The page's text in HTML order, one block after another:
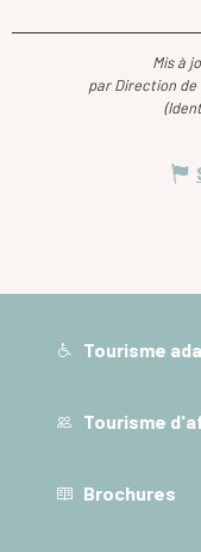
Mis à
par Direction
Tourisme
Tourisme
Brochures